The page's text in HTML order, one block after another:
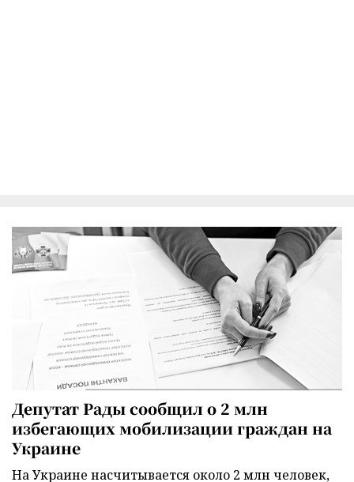
Депутат Рады сообщил о 2 млн
избегающих мобилизации граждан на
Украине
На Украине насчитывается около 2 млн человек,